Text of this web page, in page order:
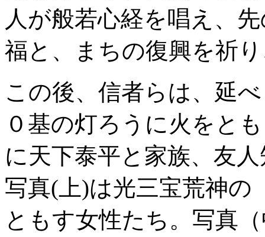
人が般若心経を唱え、
福と、まちの復興を祈
この後、信者らは、延
０基の灯ろうに火をと
に天下泰平と家族、友
写真(上)は光三宝荒神の
ともす女性たち。写真